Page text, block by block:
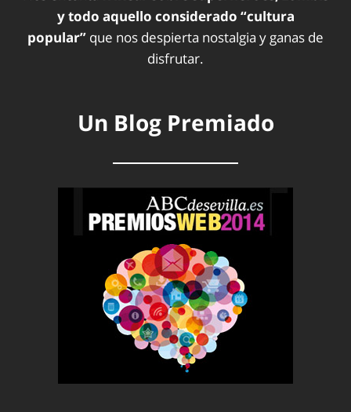
y todo aquello considerado “cultura
popular” que nos despierta nostalgia y ganas de
disfrutar.
Un Blog Premiado